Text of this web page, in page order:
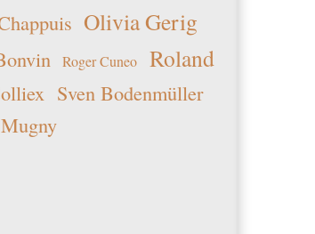
Olivia Gerig
Roger Cuneo
Roland
Sven Bodenmüller